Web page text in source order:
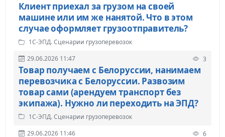
Клиент приехал за грузом на своей
машине или им же нанятой. Что в этом
случае оформляет грузоотправитель?
1С-ЭПД. Сценарии грузоперевозок
29.06.2026 11:47
3
Товар получаем с Белоруссии, нанимаем
перевозчика с Белоруссии. Развозим
товар сами (арендуем транспорт без
экипажа). Нужно ли переходить на ЭПД?
1С-ЭПД. Сценарии грузоперевозок
29.06.2026 11:46
6